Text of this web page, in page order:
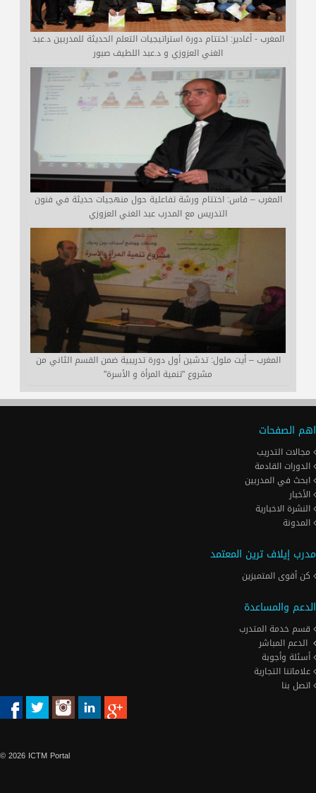
المغرب - أغادير: اختتام دورة استراتيجيات التعلم الحديثة للمدربين د.عبد
الغني العزوزي و د.عبد اللطيف صبور
المغرب – فاس: اختتام ورشة تفاعلية حول منهجيات حديثة في فنون
التدريس مع المدرب عبد الغني العزوزي
المغرب – أيت ملول: تدشين أول دورة تدريبية ضمن القسم الثاني من
مشروع "تنمية المرأة و الأسرة"
اهم الصفحات
مجالات التدريب
الدورات القادمة
ابحث في المدربين
الأخبار
النشرة الاخبارية
المدونة
مدرب إيلاف ترين المعتمد
كن أقوى المتميزين
الدعم والمساعدة
قسم خدمة المتدرب
الدعم المباشر
أسئلة وأجوبة
علاماتنا التجارية
اتصل بنا
© 2026 ICTM Portal